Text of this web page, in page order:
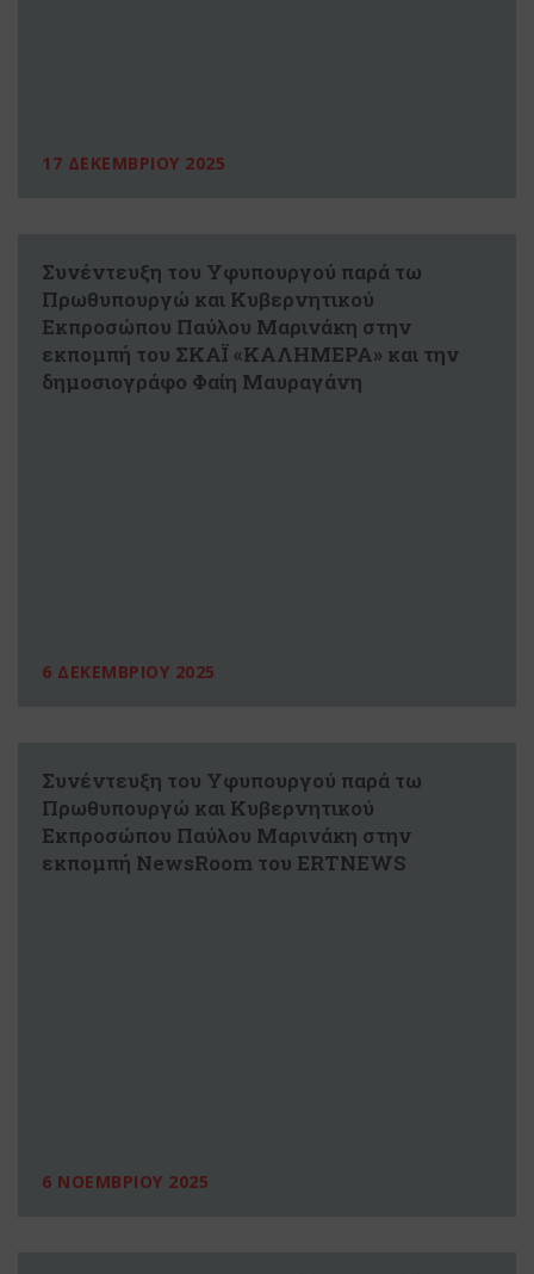
17 ΔΕΚΕΜΒΡΙΟΥ 2025
Συνέντευξη του Υφυπουργού παρά τω
Πρωθυπουργώ και Κυβερνητικού
Εκπροσώπου Παύλου Μαρινάκη στην
εκπομπή του ΣΚΑΪ «ΚΑΛΗΜΕΡΑ» και την
δημοσιογράφο Φαίη Μαυραγάνη
6 ΔΕΚΕΜΒΡΙΟΥ 2025
Συνέντευξη του Υφυπουργού παρά τω
Πρωθυπουργώ και Κυβερνητικού
Εκπροσώπου Παύλου Μαρινάκη στην
εκπομπή NewsRoom του ERTNEWS
6 ΝΟΕΜΒΡΙΟΥ 2025